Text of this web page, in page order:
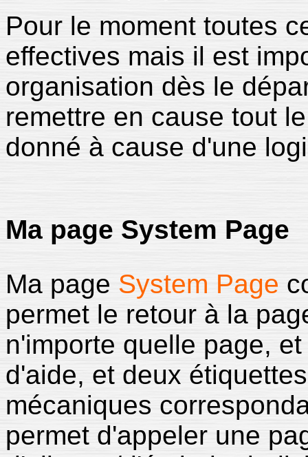
Pour le moment toutes
effectives mais il est
organisation dès le
remettre en cause tout
donné à cause d'une
Ma page System Page
Ma page System Page
permet le retour à la
n'importe quelle page,
d'aide, et deux
mécaniques
permet d'appeler une